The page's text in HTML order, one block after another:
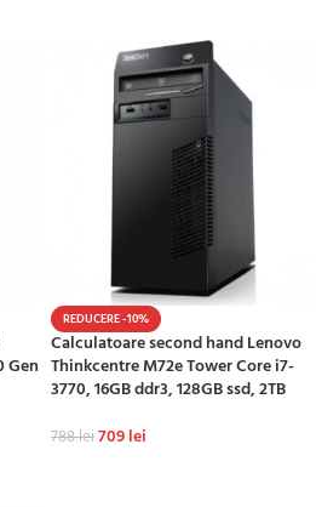
Gen
REDUCERE -10%
Calculatoare second hand Lenovo
Thinkcentre M72e Tower Core i7-
3770, 16GB ddr3, 128GB ssd, 2TB
788lei709lei